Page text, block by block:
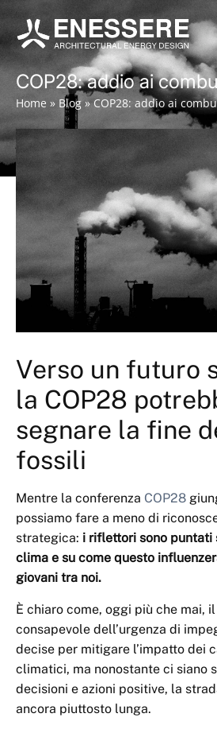
COP28: addio ai
Home » Blog »COP28: addio ai
Verso un futuro
la COP28
segnare la fine
fossili
Mentre la conferenza COP28
possiamo fare a meno di
strategica: i riflettori sono puntati
clima e su come questo
giovani tra noi.
È chiaro come, oggi più che mai,
consapevole dell’urgenza di
decise per mitigare l’impatto dei
climatici, ma nonostante ci siano
decisioni e azioni positive, la
ancora piuttosto lunga.